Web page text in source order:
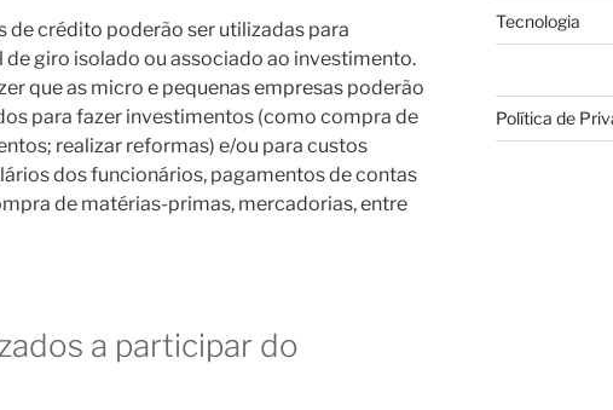
de crédito poderão ser utilizadas para
giro isolado ou associado ao investimento.
que as micro e pequenas empresas poderão
para fazer investimentos (como compra de
realizar reformas) e/ou para custos
dos funcionários, pagamentos de contas
de matérias-primas, mercadorias, entre
a participar do
Tecnologia
Política de